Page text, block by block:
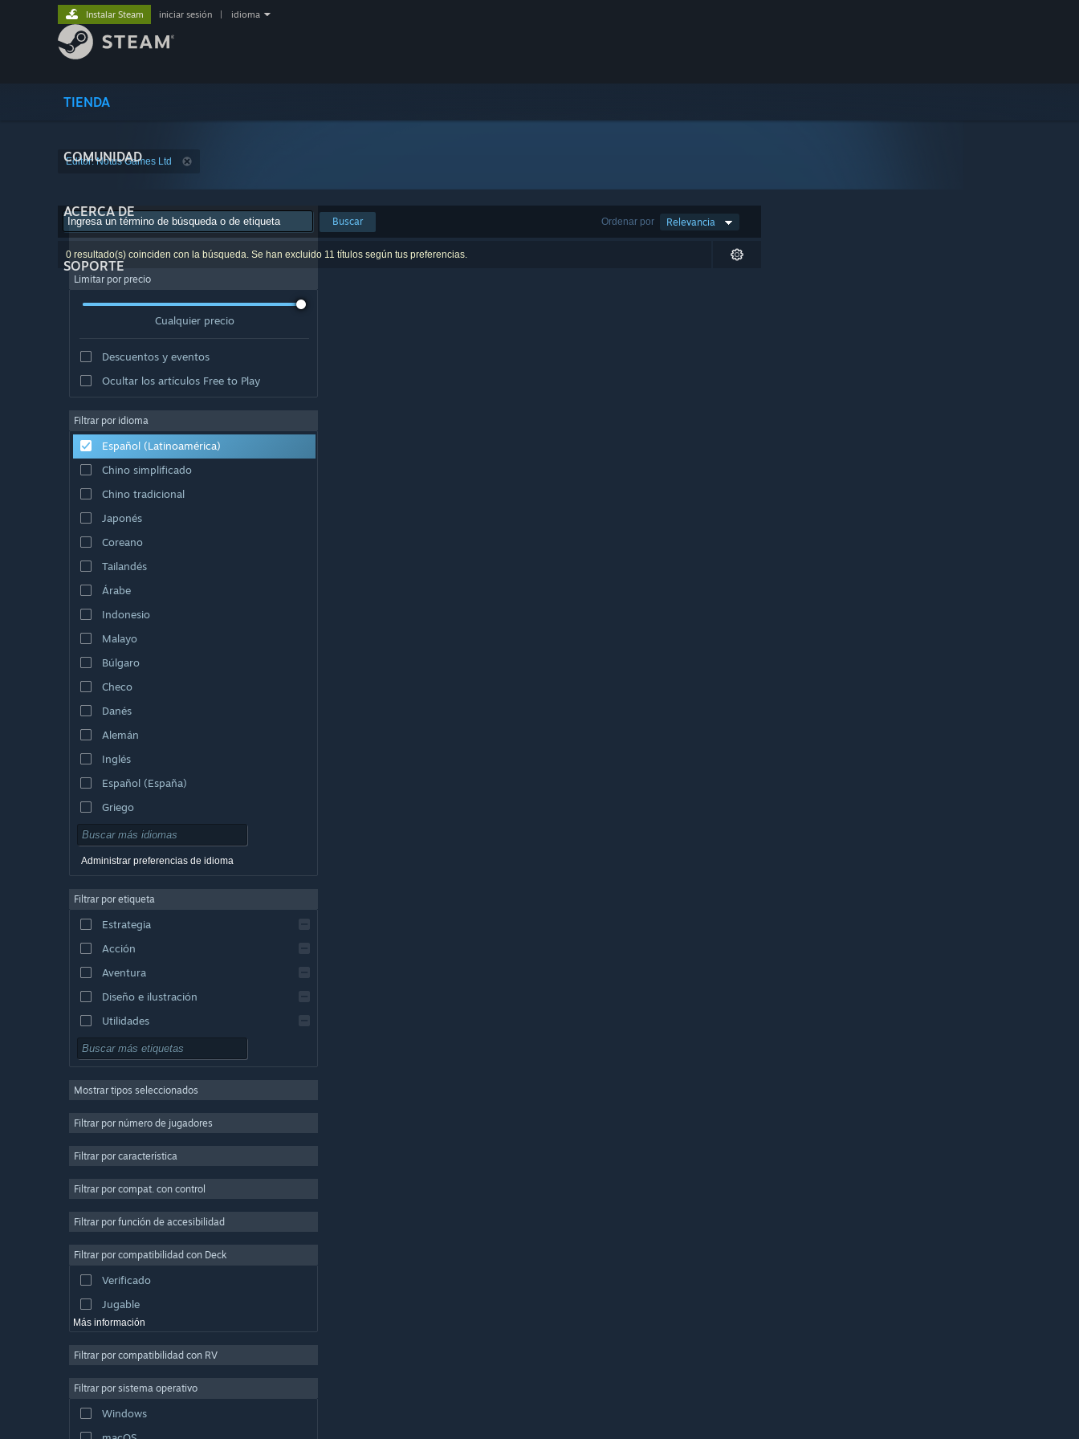
TIENDA
COMUNIDAD
ACERCA DE
SOPORTE
Instalar Steam iniciar sesión idioma
Editor: Notus Games Ltd
Ordenar por Relevancia
Buscar
0 resultado(s) coinciden con la búsqueda. Se han excluido 11 títulos según tus preferencias.
Limitar por precio
Cualquier precio
Descuentos y eventos
Ocultar los artículos Free to Play
Filtrar por idioma
Español (Latinoamérica)
Chino simplificado
Chino tradicional
Japonés
Coreano
Tailandés
Árabe
Indonesio
Malayo
Búlgaro
Checo
Danés
Alemán
Inglés
Español (España)
Griego
Administrar preferencias de idioma
Filtrar por etiqueta
Estrategia
Acción
Aventura
Diseño e ilustración
Utilidades
Free to Play
Multijugador masivo
Casuales
Simuladores
Producción de video
Edición fotográfica
Mostrar tipos seleccionados
Filtrar por número de jugadores
Filtrar por característica
Filtrar por compat. con control
Filtrar por función de accesibilidad
Filtrar por compatibilidad con Deck
Verificado
Jugable
Más información
Filtrar por compatibilidad con RV
Filtrar por sistema operativo
Windows